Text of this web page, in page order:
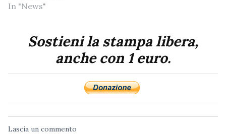
In "News"
Sostieni la stampa libera,
anche con 1 euro.
Lascia un commento